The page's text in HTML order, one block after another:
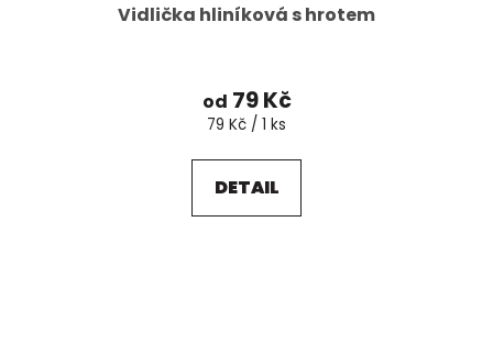
Vidlička hliníková s hrotem
od 79 Kč
Měrná
79 Kč / 1 ks
DETAIL